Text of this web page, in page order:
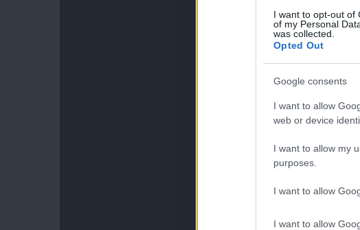
I want to opt-out of
of my Personal
was collected.
Opted Out
Google consents
I want to allow
web or device
I want to allow my
purposes.
I want to allow
I want to allow